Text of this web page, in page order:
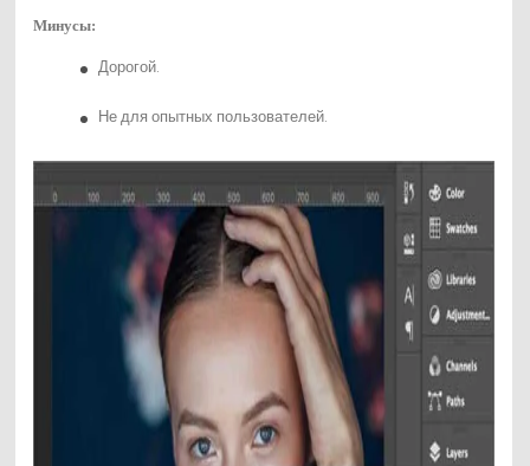
Минусы:
Дорогой.
Не для опытных пользователей.